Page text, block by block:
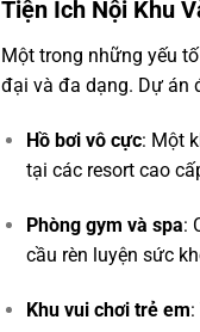
Tiện Ích Nội Khu
Một trong những yếu
đại và đa dạng. Dự án
Hồ bơi vô cực: Một
tại các resort cao
Phòng gym và spa:
cầu rèn luyện sức
Khu vui chơi trẻ em